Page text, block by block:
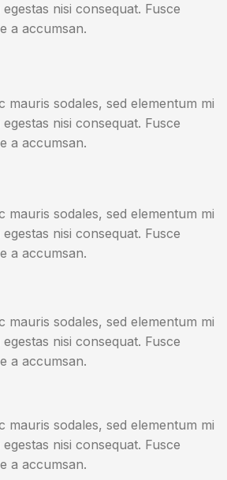
nisi consequat. Fusce
a accumsan.
mauris sodales, sed elementum mi
nisi consequat. Fusce
a accumsan.
mauris sodales, sed elementum mi
nisi consequat. Fusce
a accumsan.
mauris sodales, sed elementum mi
nisi consequat. Fusce
a accumsan.
mauris sodales, sed elementum mi
nisi consequat. Fusce
a accumsan.